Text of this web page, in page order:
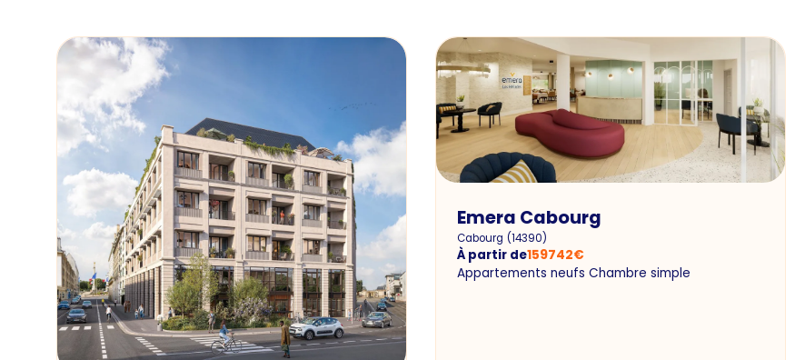
Emera Cabourg
Cabourg (14390)
À partir de159742€
Appartements neufs Chambre simple